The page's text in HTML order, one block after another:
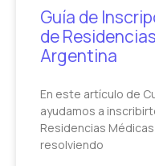
Guía de
de
Argentina
En este artículo de
ayudamos a
Residencias
resolviendo